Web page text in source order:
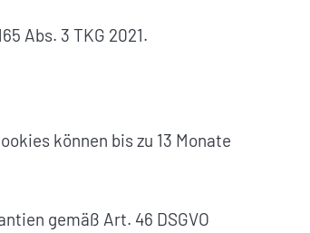
Abs. 3 TKG 2021.
können bis zu 13 Monate
gemäß Art. 46 DSGVO